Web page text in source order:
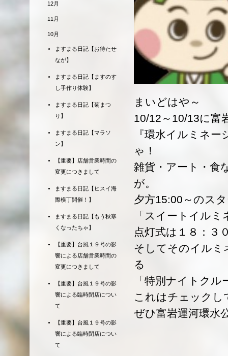
まいどはや～
10/12～10/13に富
『環水イルミネ
ゃ！
雑貨・アート・食
が。
夕方15:00～のス
「スイートイル
点灯式は１８：３
そしてそのイルミ
る
「特別ナイトク
これはチェックし
ぜひ富岩運河環水
12月
11月
10月
ますまる日記【お待たせ
なが】
ますまる日記【ますのす
し手作り体験】
ますまる日記【菊まつ
り】
ますまる日記【マラソ
ン】
【重要】店舗営業時間の
変更につきまして
ますまる日記【ヒスイ海
際横丁開催！】
ますまる日記【もう秋寒
くなったちゃ】
【重要】台風１９号の影
響による店舗営業時間の
変更につきまして
【重要】台風１９号の影
響による臨時閉店につい
て
【重要】台風１９号の影
響による臨時閉店につい
て